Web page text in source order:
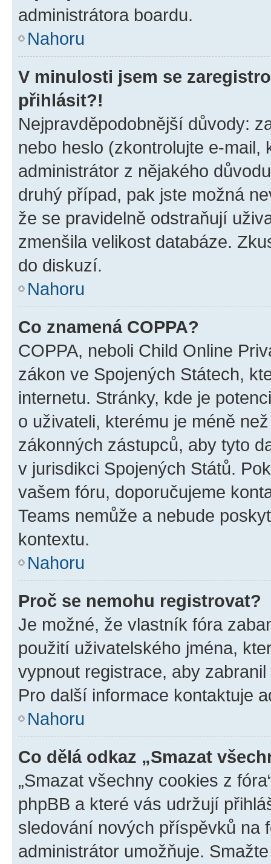
administrátora boardu.
Nahoru
V minulosti jsem se
přihlásit?!
Nejpravděpodobnější důvody:
nebo heslo (zkontrolujte e-
administrátor z nějakého
druhý případ, pak jste možná
že se pravidelně odstraňují
zmenšila velikost databáze.
do diskuzí.
Nahoru
Co znamená COPPA?
COPPA, neboli Child Online
zákon ve Spojených Státech,
internetu. Stránky, kde je
o uživateli, kterému je méně
zákonných zástupců, aby tyto
v jurisdikci Spojených Států.
vašem fóru, doporučujeme
Teams nemůže a nebude
kontextu.
Nahoru
Proč se nemohu registrovat?
Je možné, že vlastník fóra
použití uživatelského jména,
vypnout registrace, aby
Pro další informace kontaktuje
Nahoru
Co dělá odkaz „Smazat
„Smazat všechny cookies z
phpBB a které vás udržují
sledování nových příspěvků na
administrátor umožňuje.